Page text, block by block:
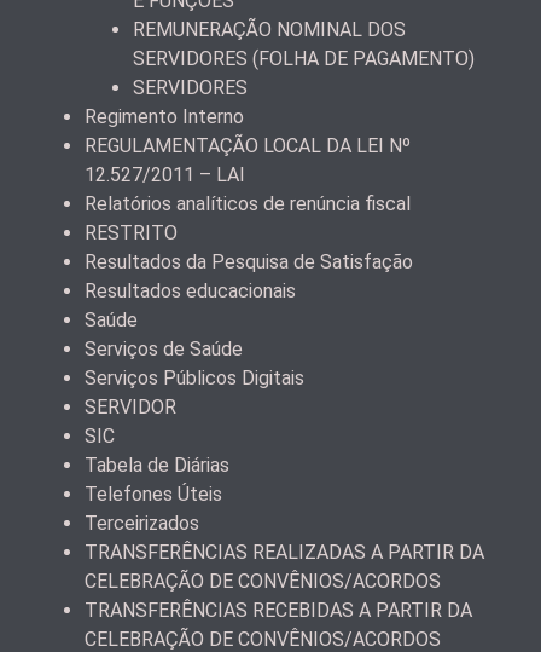
REMUNERAÇÃO NOMINAL DOS
SERVIDORES (FOLHA DE PAGAMENTO)
SERVIDORES
Regimento Interno
REGULAMENTAÇÃO LOCAL DA LEI Nº
12.527/2011 – LAI
Relatórios analíticos de renúncia fiscal
RESTRITO
Resultados da Pesquisa de Satisfação
Resultados educacionais
Saúde
Serviços de Saúde
Serviços Públicos Digitais
SERVIDOR
SIC
Tabela de Diárias
Telefones Úteis
Terceirizados
TRANSFERÊNCIAS REALIZADAS A PARTIR DA
CELEBRAÇÃO DE CONVÊNIOS/ACORDOS
TRANSFERÊNCIAS RECEBIDAS A PARTIR DA
CELEBRAÇÃO DE CONVÊNIOS/ACORDOS